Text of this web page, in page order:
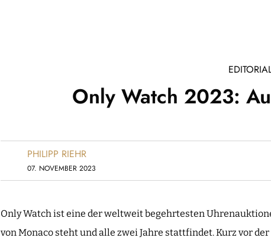
Only Watch 2023:
PHILIPP RIEHR
07. NOVEMBER 2023
Only Watch ist eine der weltweit begehrtesten
von Monaco steht und alle zwei Jahre stattfindet. Kurz vor